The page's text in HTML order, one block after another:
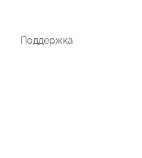
Поддержка